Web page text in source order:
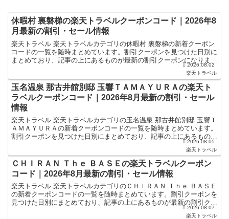
休暇村 裏磐梯の楽天トラベルクーポンコード｜2026年8
月最新の割引・セール情報
楽天トラベル 楽天トラベルカテゴリの休暇村 裏磐梯の新着クーポン
コードの一覧を随時まとめています。割引クーポンを見つけた日別に
まとめており、記事の上にあるものが最新の割引クーポンになりま
す。ホテル・旅館宿泊の予約などで使えるクーポンやセール...2026.08.02
楽天トラベル
玉名温泉 那古井館別邸 玉響ＴＡＭＡＹＵＲＡの楽天ト
ラベルクーポンコード｜2026年8月最新の割引・セール
情報
楽天トラベル 楽天トラベルカテゴリの玉名温泉 那古井館別邸 玉響Ｔ
ＡＭＡＹＵＲＡの新着クーポンコードの一覧を随時まとめています。
割引クーポンを見つけた日別にまとめており、記事の上にあるものが
最新の割引クーポンになります。ホテル・旅館宿泊の予...
2026.08.05
楽天トラベル
ＣＨＩＲＡＮ Ｔｈｅ ＢＡＳＥの楽天トラベルクーポン
コード｜2026年8月最新の割引・セール情報
楽天トラベル 楽天トラベルカテゴリのＣＨＩＲＡＮ Ｔｈｅ ＢＡＳＥ
の新着クーポンコードの一覧を随時まとめています。割引クーポンを
見つけた日別にまとめており、記事の上にあるものが最新の割引クー
ポンになります。ホテル・旅館宿泊の予約などで使える...
2026.08.07
楽天トラベル